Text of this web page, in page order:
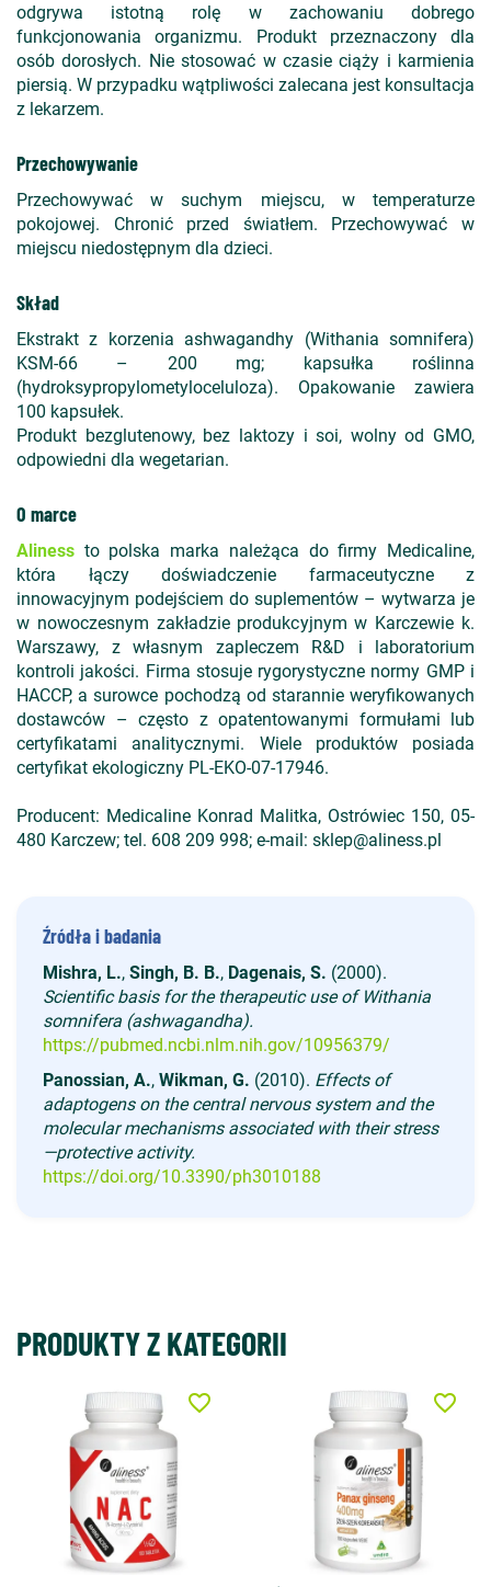
odgrywa istotną rolę w zachowaniu dobrego
funkcjonowania organizmu. Produkt przeznaczony dla
osób dorosłych. Nie stosować w czasie ciąży i karmienia
piersią. W przypadku wątpliwości zalecana jest konsultacja
z lekarzem.
Przechowywanie
Przechowywać w suchym miejscu, w temperaturze
pokojowej. Chronić przed światłem. Przechowywać w
miejscu niedostępnym dla dzieci.
Skład
Ekstrakt z korzenia ashwagandhy (Withania somnifera)
KSM-66 – 200 mg; kapsułka roślinna
(hydroksypropylometyloceluloza). Opakowanie zawiera
100 kapsułek.
Produkt bezglutenowy, bez laktozy i soi, wolny od GMO,
odpowiedni dla wegetarian.
O marce
Aliness to polska marka należąca do firmy Medicaline,
która łączy doświadczenie farmaceutyczne z
innowacyjnym podejściem do suplementów – wytwarza je
w nowoczesnym zakładzie produkcyjnym w Karczewie k.
Warszawy, z własnym zapleczem R&D i laboratorium
kontroli jakości. Firma stosuje rygorystyczne normy GMP i
HACCP, a surowce pochodzą od starannie weryfikowanych
dostawców – często z opatentowanymi formułami lub
certyfikatami analitycznymi. Wiele produktów posiada
certyfikat ekologiczny PL-EKO-07-17946.
Producent: Medicaline Konrad Malitka, Ostrówiec 150, 05-
480 Karczew; tel. 608 209 998; e-mail: sklep@aliness.pl
Źródła i badania
Mishra, L., Singh, B. B., Dagenais, S. (2000).
Scientific basis for the therapeutic use of Withania
somnifera (ashwagandha).
https://pubmed.ncbi.nlm.nih.gov/10956379/
Panossian, A., Wikman, G. (2010). Effects of
adaptogens on the central nervous system and the
molecular mechanisms associated with their stress
—protective activity.
https://doi.org/10.3390/ph3010188
PRODUKTY Z KATEGORII
favorite_border favorite_border